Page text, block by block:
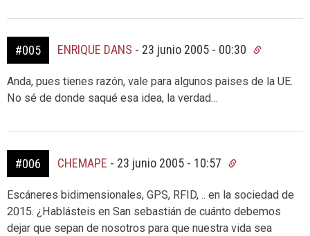
#005 ENRIQUE DANS - 23 junio 2005 - 00:30
Anda, pues tienes razón, vale para algunos paises de la UE.
No sé de donde saqué esa idea, la verdad…
#006 CHEMAPE - 23 junio 2005 - 10:57
Escáneres bidimensionales, GPS, RFID, .. en la sociedad de
2015. ¿Hablásteis en San sebastián de cuánto debemos
dejar que sepan de nosotros para que nuestra vida sea